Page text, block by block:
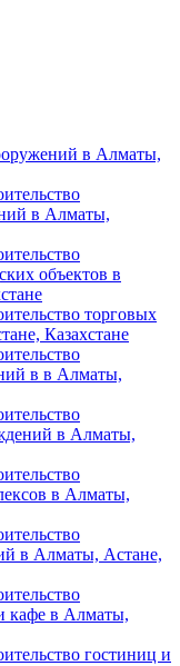
в Алматы,
в Алматы,
объектов в
торговых
Казахстане
в в Алматы,
в Алматы,
в Алматы,
в Алматы, Астане,
кафе в Алматы,
гостиниц и